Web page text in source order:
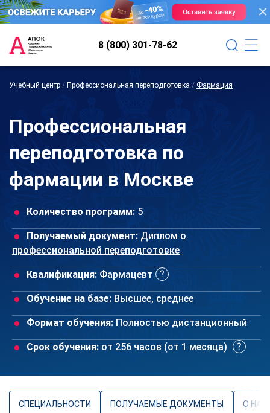
8 (800) 301-78-62
Учебный центр / Профессиональная переподготовка / Фармация
Профессиональная
переподготовка по
фармации в Москве
Количество программ: 5
Получаемый документ: Диплом о
профессиональной переподготовке
Квалификация: Фармацевт
Обучение на базе: Высшее, среднее
Формат обучения: Полностью дистанционный
Срок обучения: от 256 часов (от 1 месяца)
СПЕЦИАЛЬНОСТИ ПОЛУЧАЕМЫЕ ДОКУМЕНТЫ О